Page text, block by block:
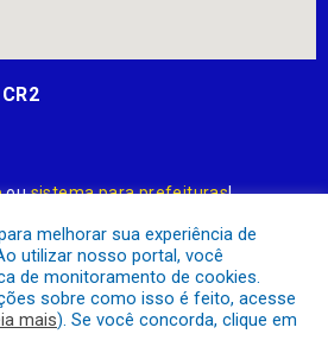
ousistema para prefeituras!
das leis de transparência
da Transparência Pública
melhorar sua experiência de
utilizar nosso portal, você
de monitoramento de cookies.
sobre como isso é feito, acesse
mais). Se você concorda, clique em